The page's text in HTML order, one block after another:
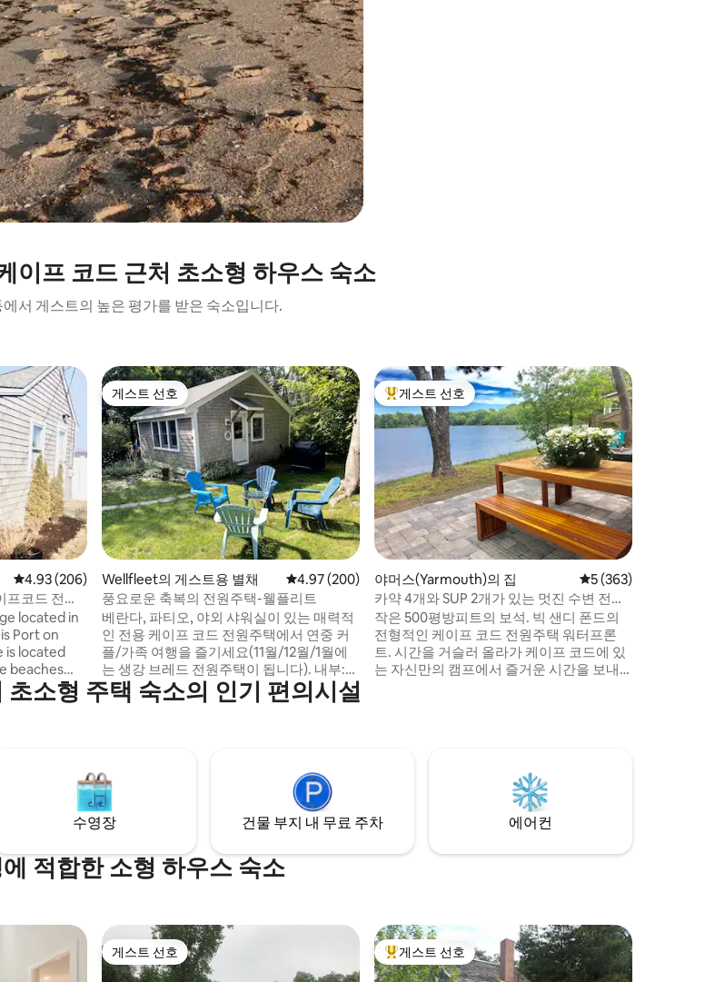
이프 코드 근처 초소형 하우스 숙소
서 게스트의 높은 평가를 받은 숙소입니다.
평점 4.93점(5점 만점), 후기 206개
4.93 (206)
코드 전원
located in
Port on
is located
beaches
and
게스트 선호
게스트 선호
Wellfleet의 게스트용 별채 평점 4.97점(5점 만점), 후기 200개
4.97 (200)
풍요로운 축복의 전원주택-웰플리트
베란다, 파티오, 야외 샤워실이 있는 매력적
인 전용 케이프 코드 전원주택에서 연중 커
플/가족 여행을 즐기세요(11월/12월/1월에
는 생강 브레드 전원주택이 됩니다). 내부:
퀸사이즈 침대와 좌석 공간이 있는 개방형
거실. 사다리를 올라가면 트윈 침대 2개가
신료, 양념, 가스 그릴, 아이스 박스, 비치 타
월 및 의자를 제공합니다. 최대 8명까지 숙
박할 수 있으며, 에어비앤비에서 위층 객실
도 임대하세요.
상위 게스트 선호
게스트 선호
야머스(Yarmouth)의 집 평점 5점(5점 만점),
5 (363)
카약 4개와 SUP 2개가 있는 멋진 수변 전원
주택
작은 500평방피트의 보석. 빅 샌디 폰드의
전형적인 케이프 코드 전원주택 워터프론
트. 시간을 거슬러 올라가 케이프 코드에 있
는 자신만의 캠프에서 즐거운 시간을 보내
외 샤워 시설 *조용한 호숫가 후드 *새로운
주방의 화려한 대리석 조리대 * 리모컨 난방
및 냉방 시스템 *와이파이
소형 주택 숙소의 인기 편의시설
수영장 건물 부지 내 무료 주차 에어컨
적합한 소형 하우스 숙소
게스트 선호
게스트 선호 상위 게스트 선호
게스트 선호